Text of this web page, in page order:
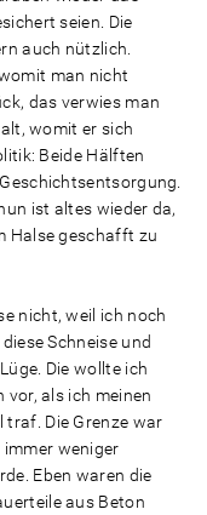
seien. Die
auch nützlich.
man nicht
das verwies man
womit er sich
Beide Hälften
ist altes wieder da,
Halse geschafft zu
nicht, weil ich noch
Schneise und
Die wollte ich
als ich meinen
traf. Die Grenze war
weniger
Eben waren die
aus Beton